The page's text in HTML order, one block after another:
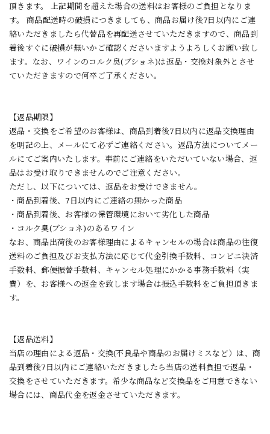
頂きます。 上記期間を超えた場合の送料はお客様のご負担となりま
す。 商品配送時の破損につきましても、商品お届け後7日以内にご連
絡いただきましたら代替品を再配送させていただきますので、商品到
着後すぐに破損が無いかご確認くださいますようよろしくお願い致し
ます。なお、ワインのコルク臭(ブショネ)は返品・交換対象外とさせ
ていただきますので何卒ご了承ください。
【返品期限】
返品・交換をご希望のお客様は、商品到着後7日以内に返品交換理由
を明記の上、メールにて必ずご連絡ください。返品方法についてメー
ルにてご案内いたします。事前にご連絡をいただいていない場合、返
品はお受け取りできませんのでご注意ください。
ただし、以下については、返品をお受けできません。
・商品到着後、7日以内にご連絡の無かった商品
・商品到着後、お客様の保管環境において劣化した商品
・ コルク臭(ブショネ)のあるワイン
なお、商品出荷後のお客様理由によるキャンセルの場合は商品の往復
送料のご負担及びお支払方法に応じて代金引換手数料、コンビニ決済
手数料、郵便振替手数料、キャンセル処理にかかる事務手数料（実
費）を、お客様への返金を致します場合は振込手数料をご負担頂きま
す。
【返品送料】
当店の理由による返品・交換(不良品や商品のお届けミスなど）は、商
品到着後7日以内にご連絡いただきましたら当店の送料負担で返品・
交換をさせていただきます。希少な商品など交換品をご用意できない
場合には、商品代金を返金させていただきます。